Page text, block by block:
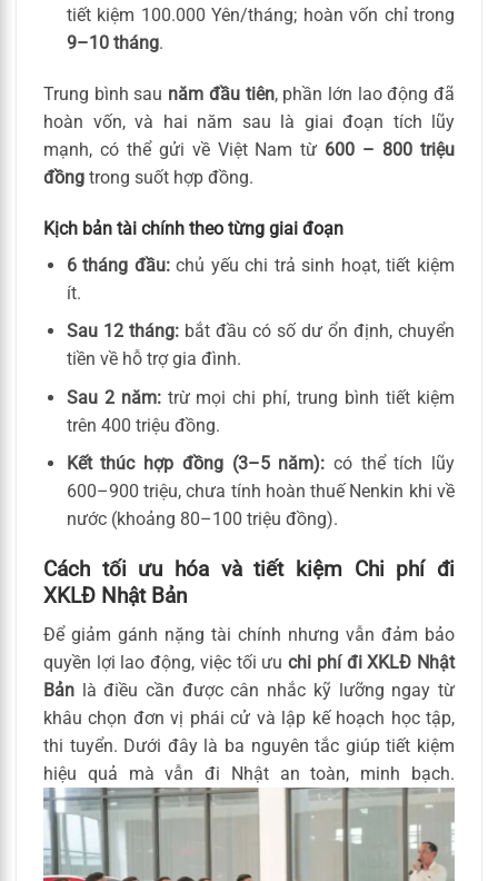
tiết kiệm 100.000 Yên/tháng; hoàn vốn chỉ trong
9–10 tháng.
Trung bình sau năm đầu tiên, phần lớn lao động đã
hoàn vốn, và hai năm sau là giai đoạn tích lũy
mạnh, có thể gửi về Việt Nam từ 600 – 800 triệu
đồng trong suốt hợp đồng.
Kịch bản tài chính theo từng giai đoạn
6 tháng đầu:chủ yếu chi trả sinh hoạt, tiết kiệm
ít.
Sau 12 tháng:bắt đầu có số dư ổn định, chuyển
tiền về hỗ trợ gia đình.
Sau 2 năm:trừ mọi chi phí, trung bình tiết kiệm
trên 400 triệu đồng.
Kết thúc hợp đồng (3–5 năm): có thể tích lũy
600–900 triệu, chưa tính hoàn thuế Nenkin khi về
nước (khoảng 80–100 triệu đồng).
Cách tối ưu hóa và tiết kiệm Chi phí đi
XKLĐ Nhật Bản
Để giảm gánh nặng tài chính nhưng vẫn đảm bảo
quyền lợi lao động, việc tối ưuchi phí đi XKLĐ Nhật
Bản là điều cần được cân nhắc kỹ lưỡng ngay từ
khâu chọn đơn vị phái cử và lập kế hoạch học tập,
thi tuyển. Dưới đây là ba nguyên tắc giúp tiết kiệm
hiệu quả mà vẫn đi Nhật an toàn, minh bạch.